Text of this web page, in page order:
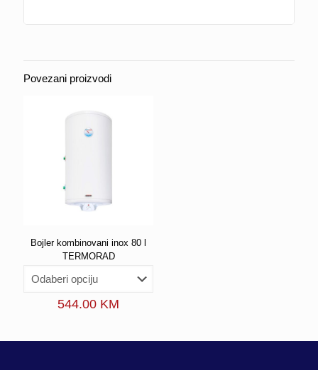
Povezani proizvodi
Bojler kombinovani inox 80 l
TERMORAD
544.00 KM